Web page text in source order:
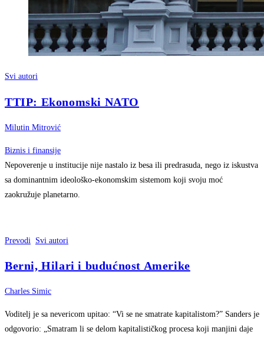
Svi autori
TTIP: Ekonomski NATO
Milutin Mitrović
Biznis i finansije
Nepoverenje u institucije nije nastalo iz besa ili predrasuda, nego iz iskustva
sa dominantnim ideološko-ekonomskim sistemom koji svoju moć
zaokružuje planetarno.
Prevodi Svi autori
Berni, Hilari i budućnost Amerike
Charles Simic
Voditelj je sa nevericom upitao: “Vi se ne smatrate kapitalistom?” Sanders je
odgovorio: „Smatram li se delom kapitalističkog procesa koji manjini daje